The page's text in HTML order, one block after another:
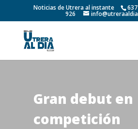
Noticias de Utrera al instante
926
Gran debut en
competición